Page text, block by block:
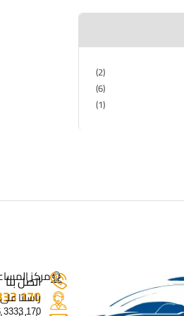
(2)
(6)
(1)
مركزاتصل بنا
170 3333 0776
راسلنا
170 3333 0776